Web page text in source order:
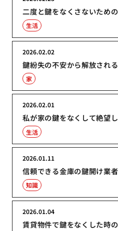
二度と鍵をなくさないため
生活
鍵紛失の不安から解放され
2026.02.02
家
私が家の鍵をなくして絶望
2026.02.01
生活
信頼できる金庫の鍵開け業
2026.01.11
知識
賃貸物件で鍵をなくした時
2026.01.04